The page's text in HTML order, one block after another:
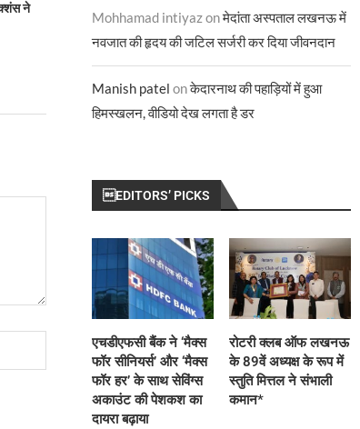
ने
करिश्मा कपूर, जज, इंडियाज़ बेस्ट डांसर
सीज़न 5
July 29, 2026
ज्योतिर्मयी नायक
टेलीविज़न के
July 28,
Mohhamad intiyazonमेदांता अस्पताल लखनऊ में
नवजात की हृदय की जटिल सर्जरी कर दिया जीवनदान
Manish patel onकेदारनाथ की पहाड़ियों में हुआ
हिमस्खलन, वीडियो देख लगता है डर
EDITORS’ PICKS
एचडीएफसी बैंक ने ‘मैक्स
फॉर सीनियर्स’ और ‘मैक्स
फॉर हर’ के साथ सेविंग्स
अकाउंट की पेशकश का
दायरा बढ़ाया
रोटरी क्लब ऑफ लखनऊ
के 89वें अध्यक्ष के रूप में
स्तुति मित्तल ने संभाली
कमान*